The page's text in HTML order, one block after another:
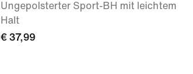
Ungepolsterter Sport-BH mit leichtem
Halt
€ 37,99